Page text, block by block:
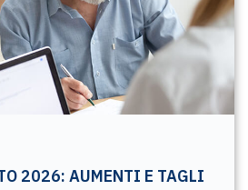
2026: AUMENTI E TAGLI